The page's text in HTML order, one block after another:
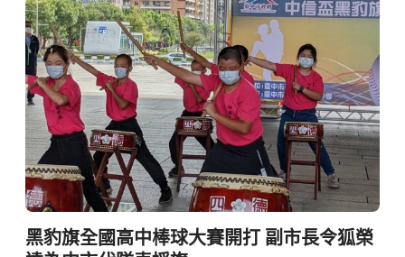
黑豹旗全國高中棒球大賽開打 副市長令狐榮